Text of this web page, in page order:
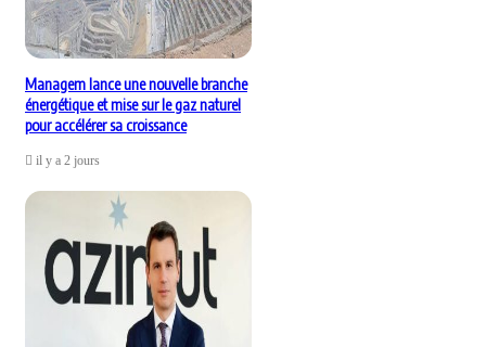
Managem lance une nouvelle branche
énergétique et mise sur le gaz naturel
pour accélérer sa croissance
il y a 2 jours